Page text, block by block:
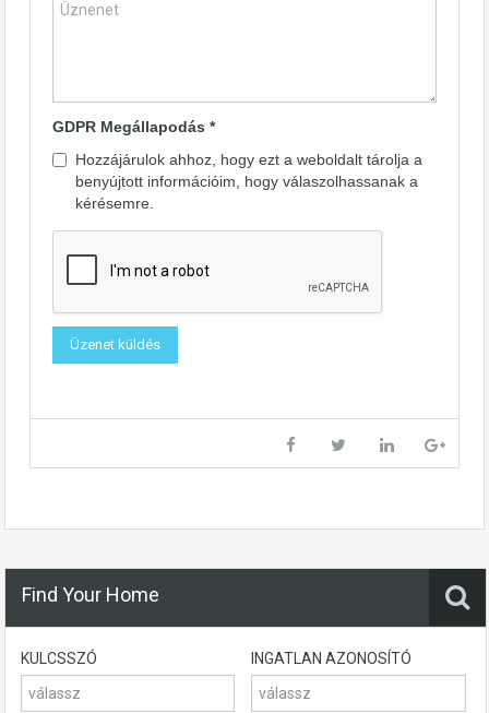
GDPR Megállapodás *
Hozzájárulok ahhoz, hogy ezt a weboldalt tárolja a
benyújtott információim, hogy válaszolhassanak a
kérésemre.
Find Your Home
KULCSSZÓ INGATLAN AZONOSÍTÓ